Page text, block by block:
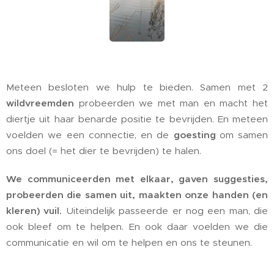
Meteen besloten we hulp te bieden. Samen met 2
wildvreemden probeerden we met man en macht het
diertje uit haar benarde positie te bevrijden. En meteen
voelden we een connectie, en de goesting om samen
ons doel (= het dier te bevrijden) te halen.
We communiceerden met elkaar, gaven suggesties,
probeerden die samen uit, maakten onze handen (en
kleren) vuil. Uiteindelijk passeerde er nog een man, die
ook bleef om te helpen. En ook daar voelden we die
communicatie en wil om te helpen en ons te steunen.